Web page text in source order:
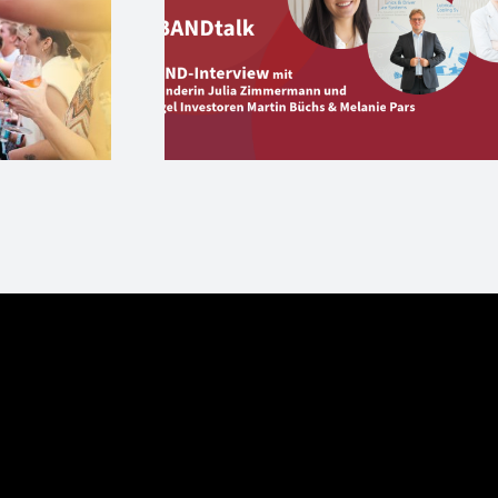
mit WEP
und
Shine – Der große
DemoDay &
Start-up Aperitivo
27. Juni in Berlin